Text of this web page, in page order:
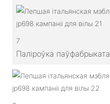
7
Паліроўка паўфабрыката